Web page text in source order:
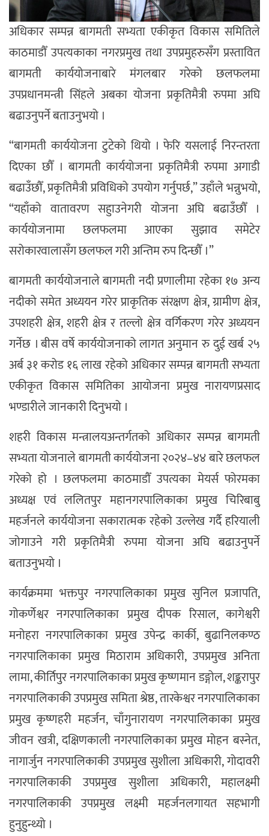
अधिकार सम्पन्न बागमती सभ्यता एकीकृत विकास समितिले
काठमाडौँ उपत्यकाका नगरप्रमुख तथा उपप्रमुहरुसँग प्रस्तावित
बागमती कार्ययोजनाबारे मंगलबार गरेको छलफलमा
उपप्रधानमन्त्री सिंहले अबका योजना प्रकृतिमैत्री रुपमा अघि
बढाउनुपर्ने बताउनुभयो ।
“बागमती कार्ययोजना टुटेको थियो । फेरि यसलाई निरन्तरता
दिएका छौँ । बागमती कार्ययोजना प्रकृतिमैत्री रुपमा अगाडी
बढाउँछौँ, प्रकृतिमैत्री प्रविधिको उपयोग गर्नुपर्छ,” उहाँले भन्नुभयो,
“यहाँको वातावरण सहुाउनेगरी योजना अघि बढाउँछौँ ।
कार्ययोजनामा छलफलमा आएका सुझाव समेटेर
सरोकारवालासँग छलफल गरी अन्तिम रुप दिन्छौँ ।”
बागमती कार्ययोजनाले बागमती नदी प्रणालीमा रहेका १७ अन्य
नदीको समेत अध्ययन गरेर प्राकृतिक संरक्षण क्षेत्र, ग्रामीण क्षेत्र,
उपशहरी क्षेत्र, शहरी क्षेत्र र तल्लो क्षेत्र वर्गिकरण गरेर अध्ययन
गर्नेछ । बीस वर्षे कार्ययोजनाको लागत अनुमान रु दुई खर्ब २५
अर्ब ३१ करोड १६ लाख रहेको अधिकार सम्पन्न बागमती सभ्यता
एकीकृत विकास समितिका आयोजना प्रमुख नारायणप्रसाद
भण्डारीले जानकारी दिनुभयो ।
शहरी विकास मन्त्रालयअन्तर्गतको अधिकार सम्पन्न बागमती
सभ्यता योजनाले बागमती कार्ययोजना २०२४–४४ बारे छलफल
गरेको हो । छलफलमा काठमाडौँ उपत्यका मेयर्स फोरमका
अध्यक्ष एवं ललितपुर महानगरपालिकाका प्रमुख चिरिबाबु
महर्जनले कार्ययोजना सकारात्मक रहेको उल्लेख गर्दै हरियाली
जोगाउने गरी प्रकृतिमैत्री रुपमा योजना अघि बढाउनुपर्ने
बताउनुभयो ।
कार्यक्रममा भक्तपुर नगरपालिकाका प्रमुख सुनिल प्रजापति,
गोकर्णेश्वर नगरपालिकाका प्रमुख दीपक रिसाल, कागेश्वरी
मनोहरा नगरपालिकाका प्रमुख उपेन्द्र कार्की, बुढानिलकण्ठ
नगरपालिकाका प्रमुख मिठाराम अधिकारी, उपप्रमुख अनिता
लामा, कीर्तिपुर नगरपालिकाका प्रमुख कृष्णमान डङ्गोल, शङ्करापुर
नगरपालिकाकी उपप्रमुख समिता श्रेष्ठ, तारकेश्वर नगरपालिकाका
प्रमुख कृष्णहरी महर्जन, चाँगुनारायण नगरपालिकाका प्रमुख
जीवन खत्री, दक्षिणकाली नगरपालिकाका प्रमुख मोहन बस्नेत,
नागार्जुन नगरपालिकाकी उपप्रमुख सुशीला अधिकारी, गोदावरी
नगरपालिकाकी उपप्रमुख सुशीला अधिकारी, महालक्ष्मी
नगरपालिकाकी उपप्रमुख लक्ष्मी महर्जनलगायत सहभागी
हुनुहुन्थ्यो ।